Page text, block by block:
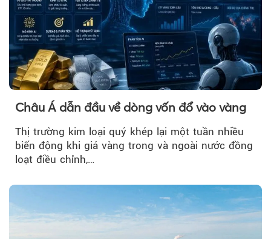
Châu Á dẫn đầu về dòng vốn đổ vào vàng
Thị trường kim loại quý khép lại một tuần nhiều
biến động khi giá vàng trong và ngoài nước đồng
loạt điều chỉnh,…